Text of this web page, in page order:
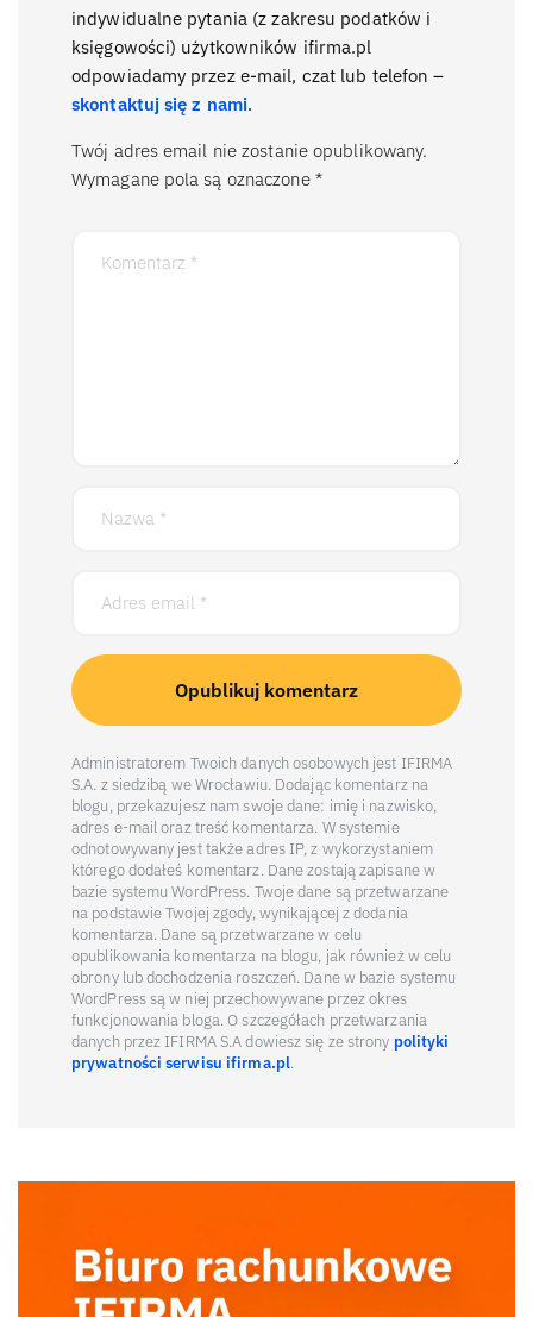
indywidualne pytania (z zakresu podatków i
księgowości) użytkowników ifirma.pl
odpowiadamy przez e-mail, czat lub telefon –
skontaktuj się z nami.
Twój adres email nie zostanie opublikowany.
Wymagane pola są oznaczone *
Administratorem Twoich danych osobowych jest IFIRMA
S.A. z siedzibą we Wrocławiu. Dodając komentarz na
blogu, przekazujesz nam swoje dane: imię i nazwisko,
adres e-mail oraz treść komentarza. W systemie
odnotowywany jest także adres IP, z wykorzystaniem
którego dodałeś komentarz. Dane zostają zapisane w
bazie systemu WordPress. Twoje dane są przetwarzane
na podstawie Twojej zgody, wynikającej z dodania
komentarza. Dane są przetwarzane w celu
opublikowania komentarza na blogu, jak również w celu
obrony lub dochodzenia roszczeń. Dane w bazie systemu
WordPress są w niej przechowywane przez okres
funkcjonowania bloga. O szczegółach przetwarzania
danych przez IFIRMA S.A dowiesz się ze strony polityki
prywatności serwisu ifirma.pl.